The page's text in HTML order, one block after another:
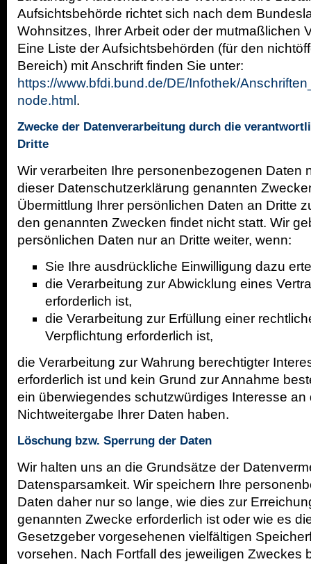
Aufsichtsbehörde richtet sich nach dem
Wohnsitzes, Ihrer Arbeit oder der mutmaßlichen
Eine Liste der Aufsichtsbehörden (für den
Bereich) mit Anschrift finden Sie unter:
https://www.bfdi.bund.de/DE/Infothek/
node.html .
Zwecke der Datenverarbeitung durch die
Dritte
Wir verarbeiten Ihre personenbezogenen Daten
dieser Datenschutzerklärung genannten
Übermittlung Ihrer persönlichen Daten an Dritte
den genannten Zwecken findet nicht statt. Wir
persönlichen Daten nur an Dritte weiter, wenn:
Sie Ihre ausdrückliche Einwilligung dazu
die Verarbeitung zur Abwicklung eines
erforderlich ist,
die Verarbeitung zur Erfüllung einer
Verpflichtung erforderlich ist,
die Verarbeitung zur Wahrung berechtigter
erforderlich ist und kein Grund zur Annahme
ein überwiegendes schutzwürdiges Interesse an
Nichtweitergabe Ihrer Daten haben.
Löschung bzw. Sperrung der Daten
Wir halten uns an die Grundsätze der
Datensparsamkeit. Wir speichern Ihre
Daten daher nur so lange, wie dies zur
genannten Zwecke erforderlich ist oder wie es
Gesetzgeber vorgesehenen vielfältigen
vorsehen. Nach Fortfall des jeweiligen Zweckes